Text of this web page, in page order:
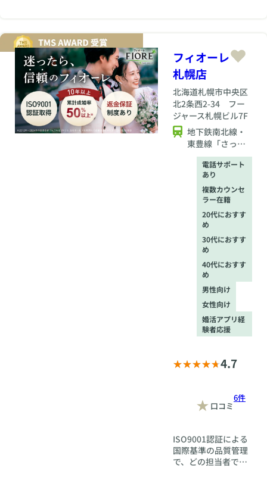
す。 ◆会員様の魅力
を最大限に引き出す
プロフィール作成 出
会いのチャンスを増
やすために、専門カ
ウンセラーが時間を
かけてじっくりヒア
リング。趣味や性
格、ライフスタイル
まで深掘りしたうえ
で、魅力が伝わる自
己紹介文を作成しま
す。「言葉にすると
照れくさい…」とい
う方も安心。おせっ
かいなおばちゃん目
線で、第三者だから
こそ気づく長所を言
ルに反映します。 ◆
プロの写真撮影サポ
ートで第一印象アッ
おいても、写真は最
初の“顔合わせ”。
Hirokaではプロカメ
ランをご用意し、自
然体で魅力的に映る
き出します。撮影の
衣装選びやポージン
すぐにプロフィール
に反映し、できるだ
け早く出会いの場へ
フィオーレ
札幌店
北海道札幌市中央区
北2条西2-34 フー
ジャース札幌ビル7F
地下鉄南北線・
東豊線「さっぽ
ろ」駅より徒歩3
分、JR「札幌」
駅より徒歩5分
電話サポート
あり
複数カウンセ
ラー在籍
20代におすす
め
30代におすす
め
40代におすす
め
男性向け
女性向け
婚活アプリ経
験者応援
4.7
口コミ
6件
ISO9001認証による
国際基準の品質管理
で、どの担当者でも